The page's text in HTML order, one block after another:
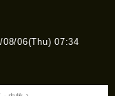
06(Thu) 07:34